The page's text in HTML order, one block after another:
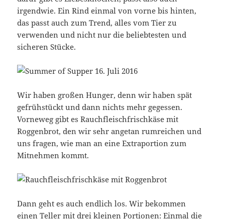
irgendwie. Ein Rind einmal von vorne bis hinten,
das passt auch zum Trend, alles vom Tier zu
verwenden und nicht nur die beliebtesten und
sicheren Stücke.
Wir haben großen Hunger, denn wir haben spät
gefrühstückt und dann nichts mehr gegessen.
Vorneweg gibt es Rauchfleischfrischkäse mit
Roggenbrot, den wir sehr angetan rumreichen und
uns fragen, wie man an eine Extraportion zum
Mitnehmen kommt.
Dann geht es auch endlich los. Wir bekommen
einen Teller mit drei kleinen Portionen: Einmal die